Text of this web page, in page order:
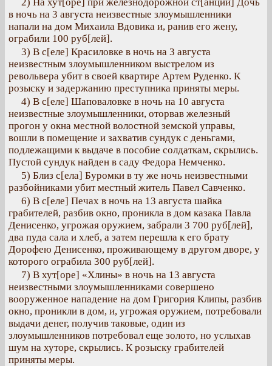
в ночь на 3 августа неизвестные злоумышленники
напали на дом Михаила Вдовика и, ранив его жену,
ограбили 100 руб[лей].
3) В с[еле] Красиловке в ночь на 3 августа
неизвестным злоумышленником выстрелом из
револьвера убит в своей квартире Артем Руденко. К
розыску и задержанию преступника приняты меры.
4) В с[еле] Шаповаловке в ночь на 10 августа
неизвестные злоумышленники, оторвав железный
прогон у окна местной волостной земской управы,
вошли в помещение и захватив сундук с деньгами,
подлежащими к выдаче в пособие солдаткам, скрылись.
Пустой сундук найден в саду Федора Немченко.
5) Близ с[ела] Буромки в ту же ночь неизвестными
разбойниками убит местный житель Павел Савченко.
6) В с[еле] Печах в ночь на 13 августа шайка
грабителей, разбив окно, проникла в дом казака Павла
Денисенко, угрожая оружием, забрали 3 700 руб[лей],
два пуда сала и хлеб, а затем перешла к его брату
Дорофею Денисенко, проживающему в другом дворе, у
которого ограбила 300 руб[лей].
7) В хут[оре] «Хлины» в ночь на 13 августа
неизвестными злоумышленниками совершено
вооруженное нападение на дом Григория Клипы, разбив
окно, проникли в дом, и, угрожая оружием, потребовали
выдачи денег, получив таковые, один из
злоумышленников потребовал еще золото, но услыхав
шум на хуторе, скрылись. К розыску грабителей
приняты меры.